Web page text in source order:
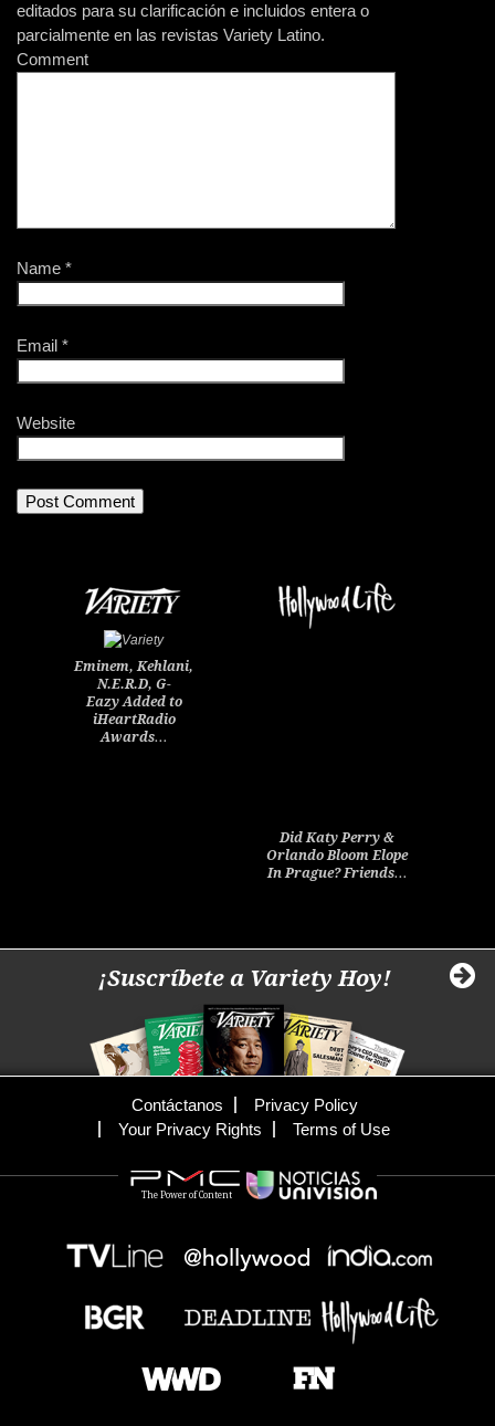
través de los años
Jennifer López
editados para su clarificación e incluidos entera o
parcialmente en las revistas Variety Latino.
Comment
Name *
Email *
Website
Eminem, Kehlani,
N.E.R.D, G-
Eazy Added to
iHeartRadio
Awards…
Did Katy Perry &
Orlando Bloom Elope
In Prague? Friends…
¡Suscríbete a Variety Hoy!
Contáctanos
Privacy Policy
Your Privacy Rights
Terms of Use
The Power of Content